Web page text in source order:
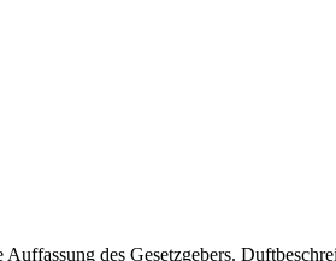
des Gesetzgebers.